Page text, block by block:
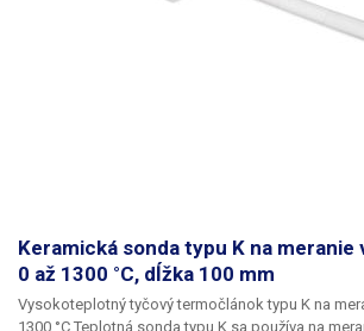
Keramická sonda typu K na
0 až 1300 °C, dĺžka 100 mm
Vysokoteplotný tyčový termočlánok typu K na
1300 °C Teplotná sonda typu K sa používa na